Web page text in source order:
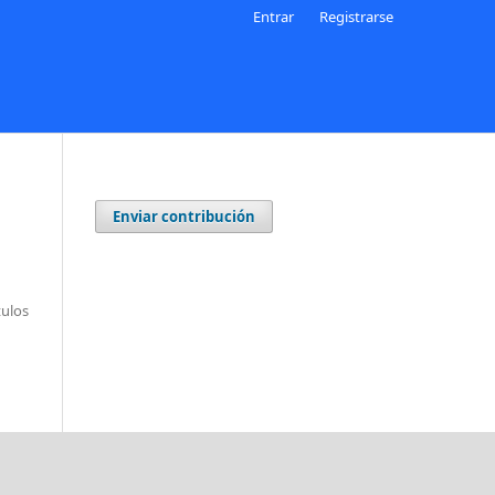
Entrar Registrarse
Enviar contribución